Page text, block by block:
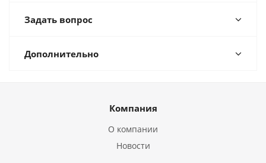
Задать вопрос
Дополнительно
Компания
О компании
Новости